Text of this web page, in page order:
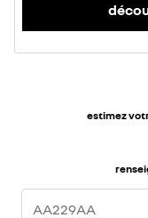
estimez